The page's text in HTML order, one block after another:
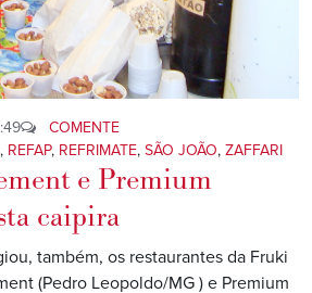
COMENTE
, REFAP, REFRIMATE, SÃO JOÃO, ZAFFARI
e Premium
caipira
também, os restaurantes da Fruki
(Pedro Leopoldo/MG ) e Premium